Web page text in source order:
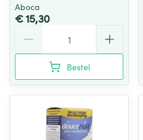
Aboca
€ 15,30
Bestel